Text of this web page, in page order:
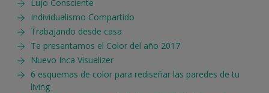
Lujo Consciente
Individualismo Compartido
Trabajando desde casa
Te presentamos el Color del año 2017
Nuevo Inca Visualizer
6 esquemas de color para rediseñar las paredes de tu
living